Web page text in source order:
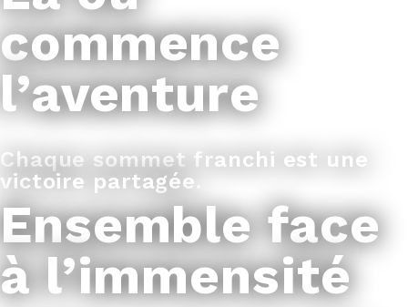
commence
l’aventure
Chaque sommet franchi est une
victoire partagée.
Ensemble face
à l’immensité